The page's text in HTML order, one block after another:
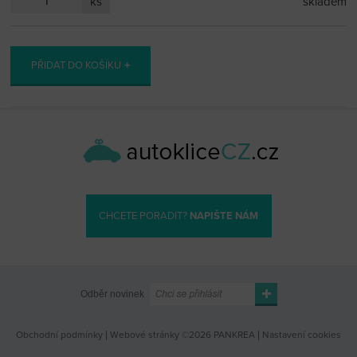
PŘIDAT DO KOŠÍKU
CHCETE PORADIT? NAPIŠTE NÁM
Odběr novinek
Obchodní podmínky | Webové stránky ©2026 PANKREA | Nastavení cookies